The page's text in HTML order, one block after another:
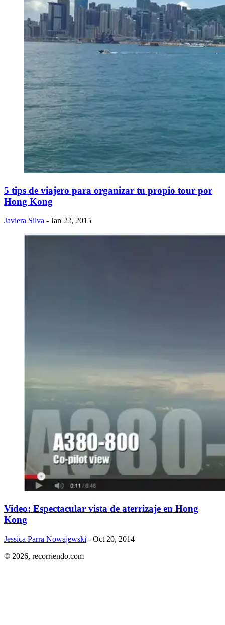
5 tips de viajero para organizar tu propio tour por
Hong Kong
Javiera Silva - Jan 22, 2015
Video: Espectacular vista de aterrizaje en Hong
Kong
Jessica Parra Nowajewski - Oct 20, 2014
© 2026, recorriendo.com